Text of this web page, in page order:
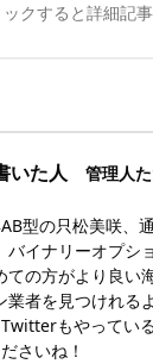
クすると詳細記事
いた人 管理人
型の只松美咲、
バイナリーオプシ
ての方がより良い
業者を見つけれる
もやってい
さいね！